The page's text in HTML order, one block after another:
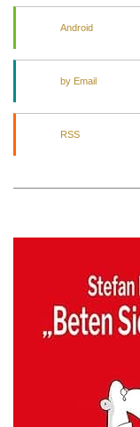
Android
by Email
RSS